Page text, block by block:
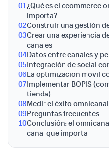
01¿Qué es el ecommerce
importa?
02Construir una gestión
03Crear una experiencia
canales
04Datos entre canales y
05Integración de social
06La optimización móvil
07Implementar BOPIS
tienda)
08Medir el éxito omnicanal
09Preguntas frecuentes
10Conclusión: el
canal que importa